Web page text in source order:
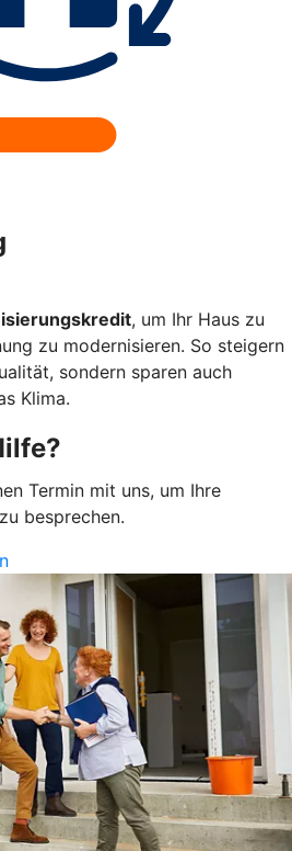
, um Ihr Haus zu
zu modernisieren. So steigern
sondern sparen auch
Klima.
Termin mit uns, um Ihre
besprechen.